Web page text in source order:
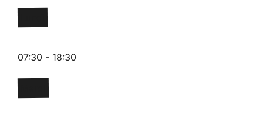
07:30 - 18:30